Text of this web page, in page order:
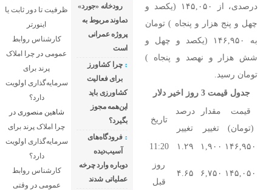
درصدی، از ۱۴۵,۰۵۰ (یکصد و
چهل و پنج هزار و پنجاه ) تومان
به ۱۴۶,۹۵۰ (یکصد و چهل و
شش هزار و نهصد و پنجاه )
تومان رسید.
جدول قیمت 3 روز اخیر دلار
قیمت
(تومان)
مقدار
تغییر
درصد
تغییر
تاریخ
۱۴۶,۹۵۰ ۱,۹۰۰ ۱.۲۹ 11:20
۱۴۵,۰۵۰ ۶,۷۵۰ ۴.۶۵
روز
قبل
رودخانه «جورد»
دماوند مربوط به
پروژه عمرانی
است
چرا کشاورز
برای فعالیت
کشاورزی باید
این‌همه مجوز
بگیرد؟
فرودگاه‌های
آسیب‌دیده
دوباره وارد چرخه
عملیاتی شدند
ظرفیت تا دور ثابت یا
اینورتر
کارشناس روابط
عمومیدر چرا املاک
پرند برای
سرمایه‌گذاری اولویت
دارد؟
شاهین منصوری در
چرا املاک پرند برای
سرمایه‌گذاری اولویت
دارد؟
کارشناس روابط
عمومی در وقتی